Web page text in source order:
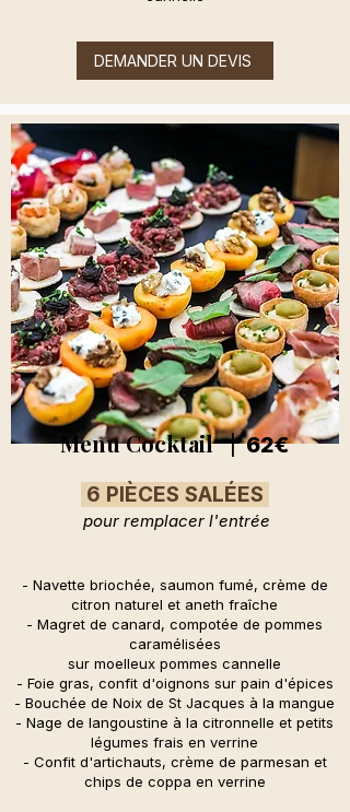
DEMANDER UN DEVIS
Menu Cocktail |62€
6 PIÈCES SALÉES
pour remplacer l'entrée
- Navette briochée, saumon fumé, crème de
citron naturel et aneth fraîche
- Magret de canard, compotée de pommes
caramélisées
sur moelleux pommes cannelle
- Foie gras, confit d'oignons sur pain d'épices
- Bouchée de Noix de St Jacques à la mangue
- Nage de langoustine à la citronnelle et petits
légumes frais en verrine
- Confit d'artichauts, crème de parmesan et
chips de coppa en verrine